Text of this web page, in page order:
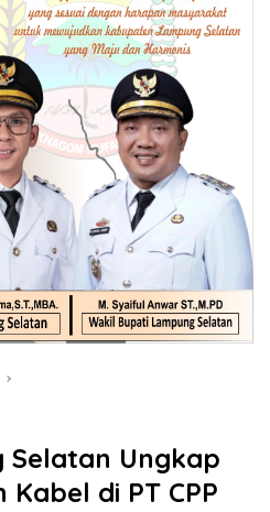
Selatan Ungkap
di PT CPP